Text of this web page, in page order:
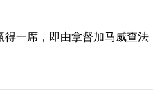
一席，即由拿督加马威查法